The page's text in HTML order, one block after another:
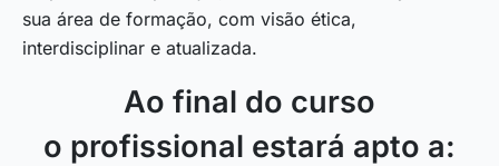
sua área de formação, com visão ética,
interdisciplinar e atualizada.
Ao final do curso
o profissional estará apto a: